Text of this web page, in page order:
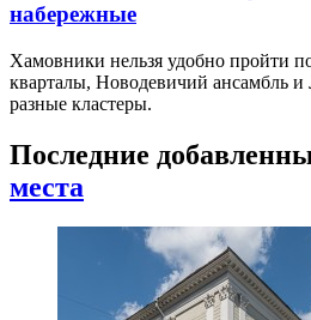
набережные
Хамовники нельзя удобно пройти
кварталы, Новодевичий ансамбль
разные кластеры.
Последние
места